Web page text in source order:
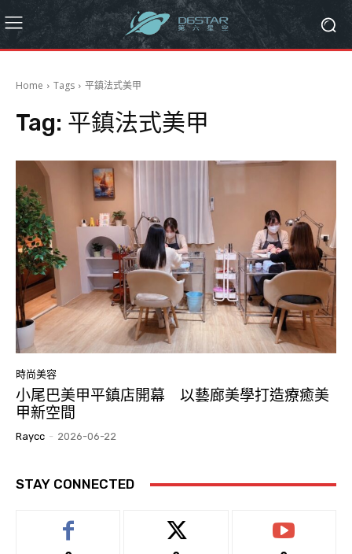
Home Tags 平鎮法式美甲
Tag: 平鎮法式美甲
時尚美容
小尾巴美甲平鎮店開幕 以藝廊美學打造療癒美
甲新空間
Raycc - 2026-06-22
STAY CONNECTED